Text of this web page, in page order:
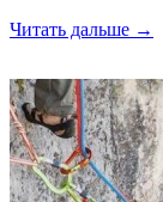
Читать дальше →